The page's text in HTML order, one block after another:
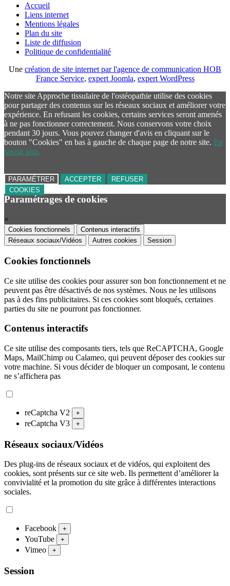
Accueil
Liens internet
Mentions légales
Plan du site
Liste de diffusion
Politique de confidentialité
Une création de site internet par l'agence de communication HOB
France Service, expert Joomla, expert WordPress
Notre site Approche tissulaire de l'ostéopathie utilise des cookies
pour partager des contenus sur les réseaux sociaux et améliorer votre
expérience. En refusant les cookies, certains services seront amenés
à ne pas fonctionner correctement. Nous conservons votre choix
pendant 30 jours. Vous pouvez changer d'avis en cliquant sur le
bouton "Cookies" en bas à gauche de chaque page de notre site. En
savoir plus
PARAMÉTRER ACCEPTER
REFUSER
COOKIES
Paramétrages de cookies
×
Cookies fonctionnels
Contenus interactifs
Réseaux sociaux/Vidéos
Autres cookies Session
Cookies fonctionnels
Ce site utilise des cookies pour assurer son bon fonctionnement et ne
peuvent pas être désactivés de nos systèmes. Nous ne les utilisons
pas à des fins publicitaires. Si ces cookies sont bloqués, certaines
parties du site ne pourront pas fonctionner.
Contenus interactifs
Ce site utilise des composants tiers, tels que ReCAPTCHA, Google
Maps, MailChimp ou Calameo, qui peuvent déposer des cookies sur
votre machine. Si vous décider de bloquer un composant, le contenu
ne s’affichera pas
reCaptcha V2 +
reCaptcha V3 +
Réseaux sociaux/Vidéos
Des plug-ins de réseaux sociaux et de vidéos, qui exploitent des
cookies, sont présents sur ce site web. Ils permettent d’améliorer la
convivialité et la promotion du site grâce à différentes interactions
sociales.
Facebook +
YouTube +
Vimeo +
Session